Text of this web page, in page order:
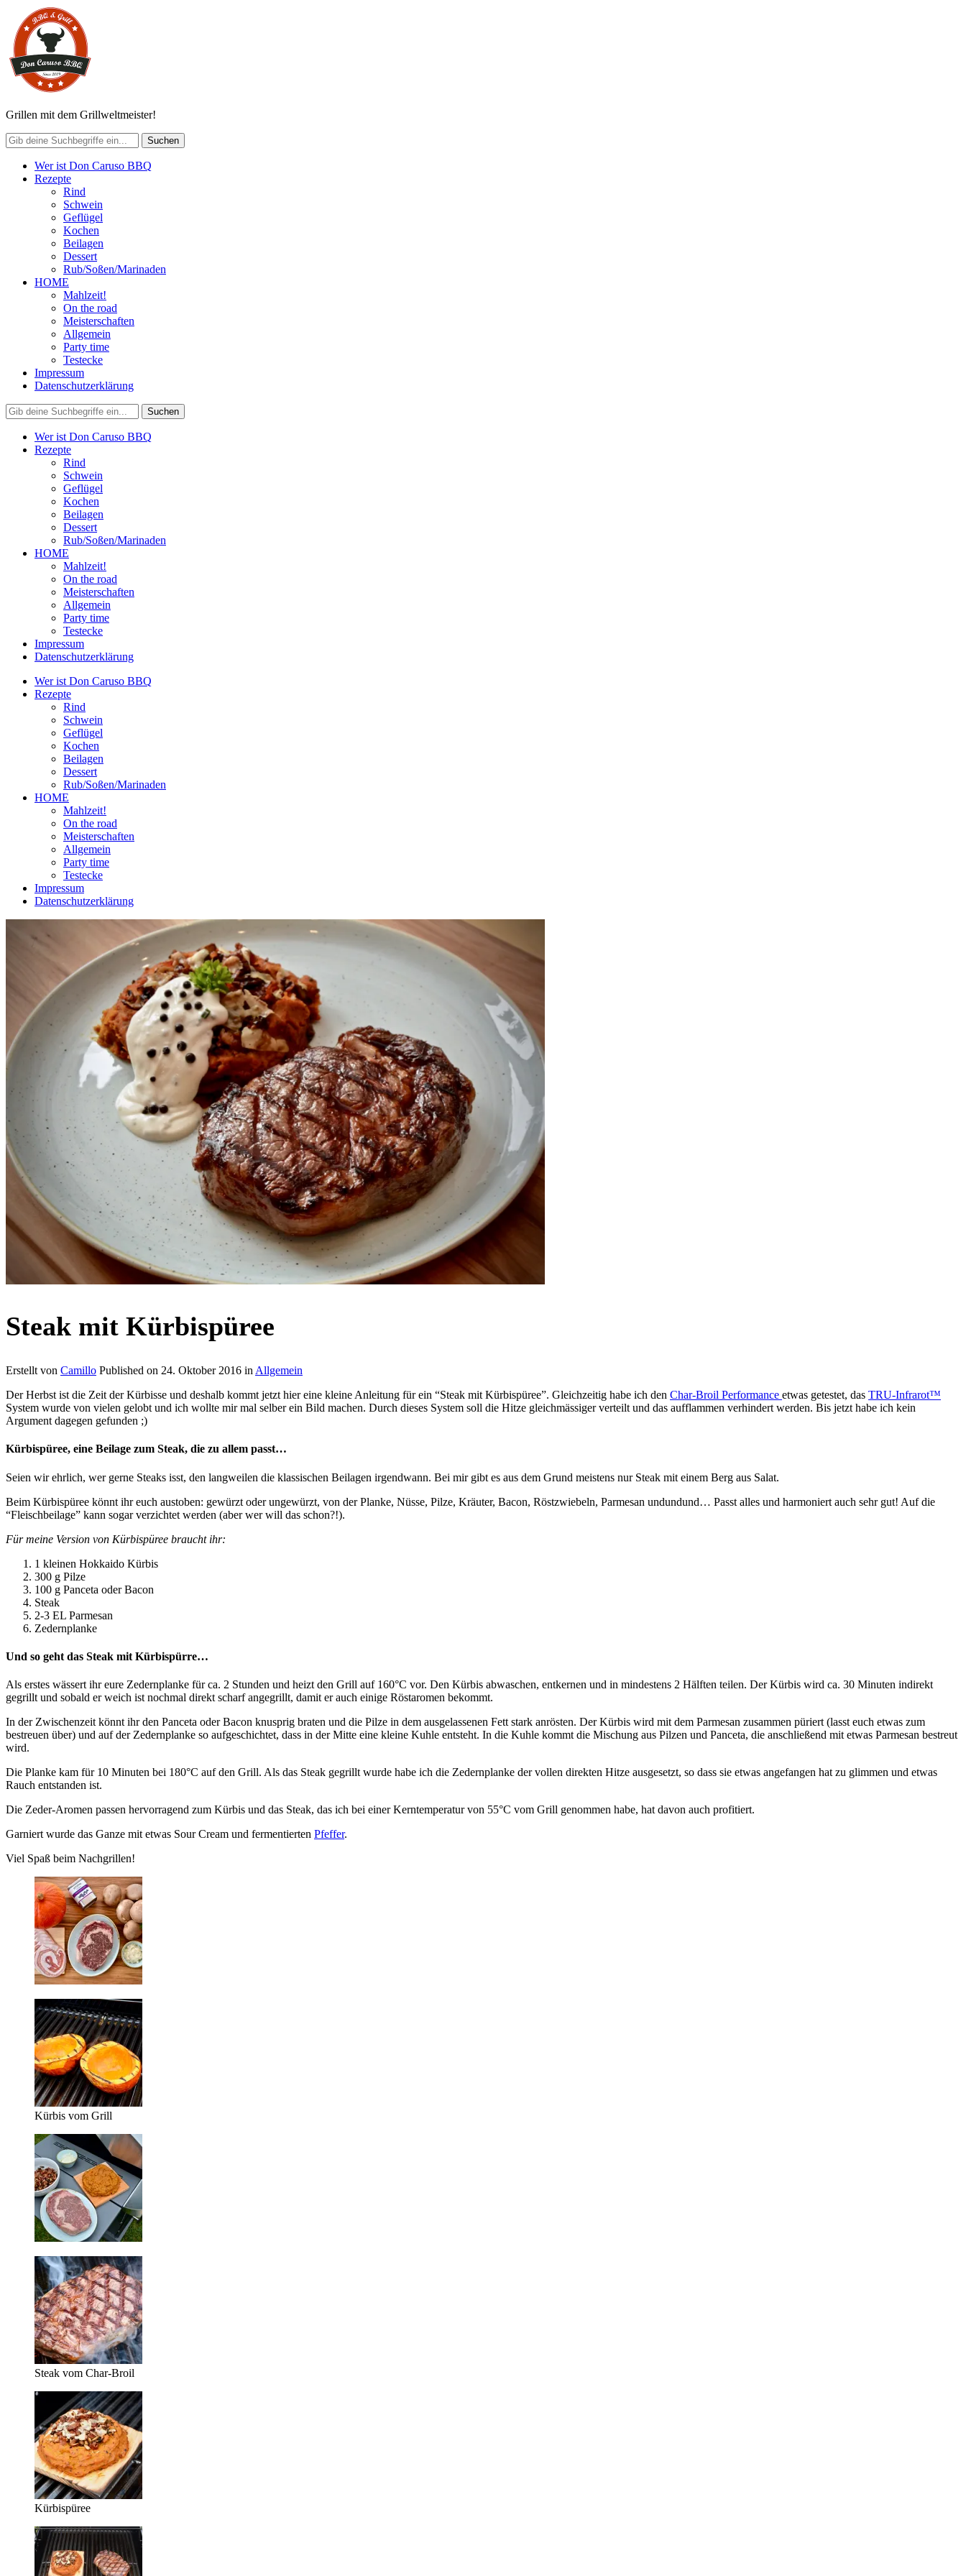
Grillen mit dem Grillweltmeister!
Wer ist Don Caruso BBQ
Rezepte
Rind
Schwein
Geflügel
Kochen
Beilagen
Dessert
Rub/Soßen/Marinaden
HOME
Mahlzeit!
On the road
Meisterschaften
Allgemein
Party time
Testecke
Impressum
Datenschutzerklärung
Wer ist Don Caruso BBQ
Rezepte
Rind
Schwein
Geflügel
Kochen
Beilagen
Dessert
Rub/Soßen/Marinaden
HOME
Mahlzeit!
On the road
Meisterschaften
Allgemein
Party time
Testecke
Impressum
Datenschutzerklärung
Wer ist Don Caruso BBQ
Rezepte
Rind
Schwein
Geflügel
Kochen
Beilagen
Dessert
Rub/Soßen/Marinaden
HOME
Mahlzeit!
On the road
Meisterschaften
Allgemein
Party time
Testecke
Impressum
Datenschutzerklärung
Steak mit Kürbispüree
Erstellt von Camillo Published on 24. Oktober 2016 in Allgemein
Der Herbst ist die Zeit der Kürbisse und deshalb kommt jetzt hier eine kleine Anleitung für ein “Steak mit Kürbispüree”. Gleichzeitig habe ich den Char-Broil Performance etwas getestet, das TRU-Infrarot™
System wurde von vielen gelobt und ich wollte mir mal selber ein Bild machen. Durch dieses System soll die Hitze gleichmässiger verteilt und das aufflammen verhindert werden. Bis jetzt habe ich kein
Argument dagegen gefunden ;)
Kürbispüree, eine Beilage zum Steak, die zu allem passt…
Seien wir ehrlich, wer gerne Steaks isst, den langweilen die klassischen Beilagen irgendwann. Bei mir gibt es aus dem Grund meistens nur Steak mit einem Berg aus Salat.
Beim Kürbispüree könnt ihr euch austoben: gewürzt oder ungewürzt, von der Planke, Nüsse, Pilze, Kräuter, Bacon, Röstzwiebeln, Parmesan undundund… Passt alles und harmoniert auch sehr gut! Auf die
“Fleischbeilage” kann sogar verzichtet werden (aber wer will das schon?!).
Für meine Version von Kürbispüree braucht ihr:
1 kleinen Hokkaido Kürbis
300 g Pilze
100 g Panceta oder Bacon
Steak
2-3 EL Parmesan
Zedernplanke
Und so geht das Steak mit Kürbispürre…
Als erstes wässert ihr eure Zedernplanke für ca. 2 Stunden und heizt den Grill auf 160°C vor. Den Kürbis abwaschen, entkernen und in mindestens 2 Hälften teilen. Der Kürbis wird ca. 30 Minuten indirekt
gegrillt und sobald er weich ist nochmal direkt scharf angegrillt, damit er auch einige Röstaromen bekommt.
In der Zwischenzeit könnt ihr den Panceta oder Bacon knusprig braten und die Pilze in dem ausgelassenen Fett stark anrösten. Der Kürbis wird mit dem Parmesan zusammen püriert (lasst euch etwas zum
bestreuen über) und auf der Zedernplanke so aufgeschichtet, dass in der Mitte eine kleine Kuhle entsteht. In die Kuhle kommt die Mischung aus Pilzen und Panceta, die anschließend mit etwas Parmesan bestreut
wird.
Die Planke kam für 10 Minuten bei 180°C auf den Grill. Als das Steak gegrillt wurde habe ich die Zedernplanke der vollen direkten Hitze ausgesetzt, so dass sie etwas angefangen hat zu glimmen und etwas
Rauch entstanden ist.
Die Zeder-Aromen passen hervorragend zum Kürbis und das Steak, das ich bei einer Kerntemperatur von 55°C vom Grill genommen habe, hat davon auch profitiert.
Garniert wurde das Ganze mit etwas Sour Cream und fermentierten Pfeffer.
Viel Spaß beim Nachgrillen!
Kürbis vom Grill
Steak vom Char-Broil
Kürbispüree